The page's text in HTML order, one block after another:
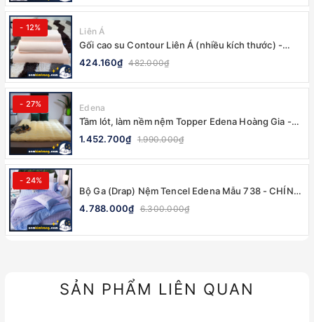
- 12% Liên Á
Gối cao su Contour Liên Á (nhiều kích thước) -
100% CHÍNH HÃNG
424.160₫ 482.000₫
- 27% Edena
Tầm lót, làm nềm nệm Topper Edena Hoàng Gia -
CHÍNH HÃNG, MỀM MẠI
1.452.700₫ 1.990.000₫
- 24%
Bộ Ga (Drap) Nệm Tencel Edena Mẫu 738 - CHÍNH
HÃNG, CAO CẤP
4.788.000₫ 6.300.000₫
SẢN PHẨM LIÊN QUAN